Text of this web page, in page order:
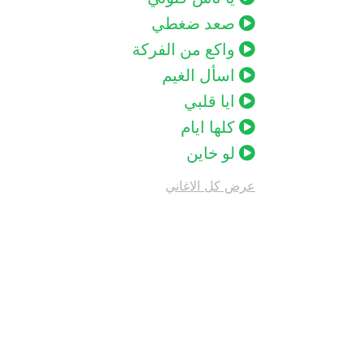
صعد ضغطي
واكع من الفركة
اسأل الغيم
ايا قلبي
كلها ايام
لو خاين
عرض كل الاغاني